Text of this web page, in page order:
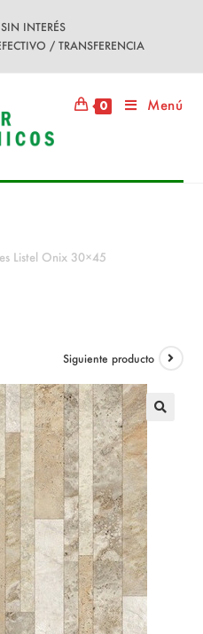
INTERÉS
/ TRANSFERENCIA
0 Menú
Listel Onix 30×45
Siguiente producto